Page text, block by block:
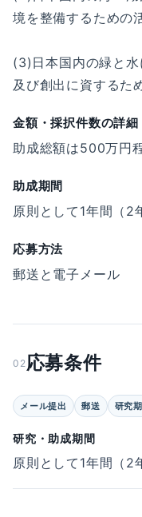
境を整備するための
(3)日本国内の緑と
及び創出に資するた
金額・採択件数の詳細
助成総額は500万円
助成期間
原則として1年間（2
応募方法
郵送と電子メール
02 応募条件
メール提出 郵送 研究
研究・助成期間
原則として1年間（2